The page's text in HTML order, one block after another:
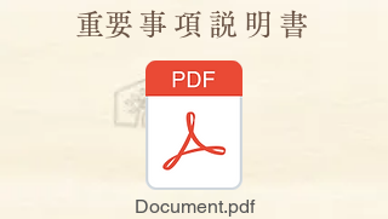
​重要事項説明書
Document.pdf